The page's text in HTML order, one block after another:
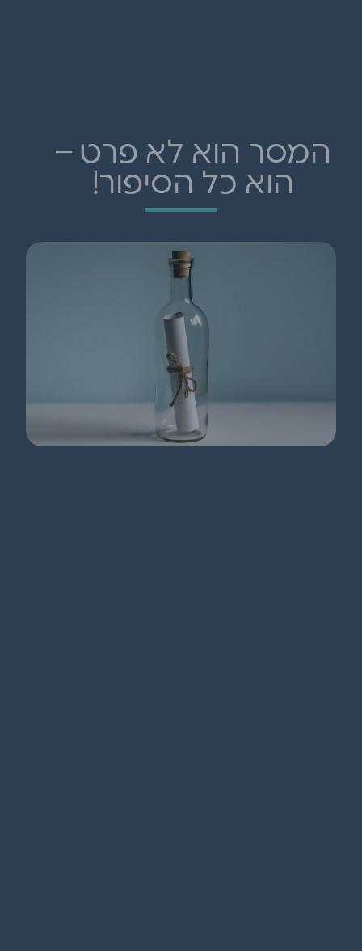
המסר הוא לא פרט –
הוא כל הסיפור!